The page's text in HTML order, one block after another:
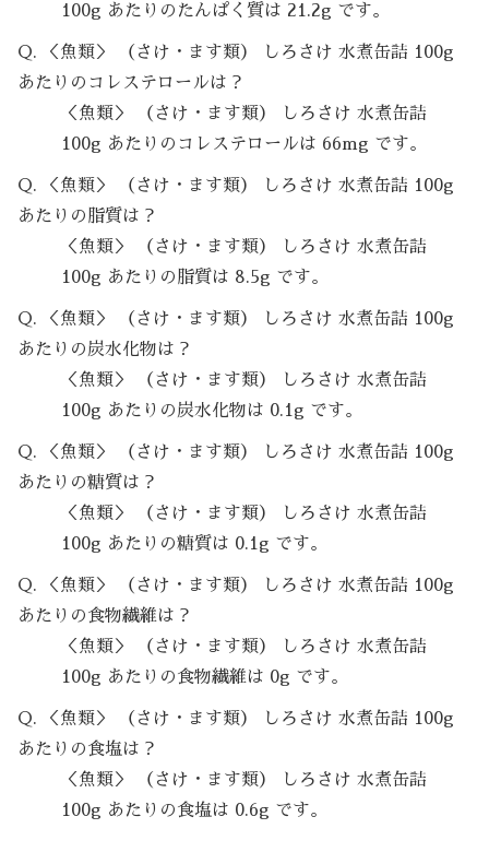
100g あたりのたんぱく質は 21.2g です。
Q. ＜魚類＞ （さけ・ます類） しろさけ 水煮缶詰 100g
あたりのコレステロールは？
＜魚類＞ （さけ・ます類） しろさけ 水煮缶詰
100g あたりのコレステロールは 66mg です。
Q. ＜魚類＞ （さけ・ます類） しろさけ 水煮缶詰 100g
あたりの脂質は？
＜魚類＞ （さけ・ます類） しろさけ 水煮缶詰
100g あたりの脂質は 8.5g です。
Q. ＜魚類＞ （さけ・ます類） しろさけ 水煮缶詰 100g
あたりの炭水化物は？
＜魚類＞ （さけ・ます類） しろさけ 水煮缶詰
100g あたりの炭水化物は 0.1g です。
Q. ＜魚類＞ （さけ・ます類） しろさけ 水煮缶詰 100g
あたりの糖質は？
＜魚類＞ （さけ・ます類） しろさけ 水煮缶詰
100g あたりの糖質は 0.1g です。
Q. ＜魚類＞ （さけ・ます類） しろさけ 水煮缶詰 100g
あたりの食物繊維は？
＜魚類＞ （さけ・ます類） しろさけ 水煮缶詰
100g あたりの食物繊維は 0g です。
Q. ＜魚類＞ （さけ・ます類） しろさけ 水煮缶詰 100g
あたりの食塩は？
＜魚類＞ （さけ・ます類） しろさけ 水煮缶詰
100g あたりの食塩は 0.6g です。